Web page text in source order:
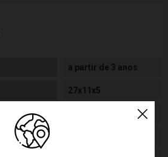
a partir de 3 anos
27x11x5